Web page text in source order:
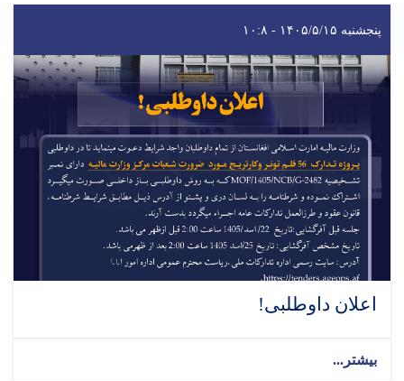
پنجشنبه ۱۴۰۵/۵/۱۵ - ۱۰:۸
اعلان داوطلبی!
بیشتر...